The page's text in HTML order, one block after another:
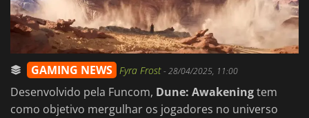
GAMING NEWS Fyra Frost-28/04/2025, 11:00
Desenvolvido pela Funcom, Dune: Awakeningtem
como objetivo mergulhar os jogadores no universo